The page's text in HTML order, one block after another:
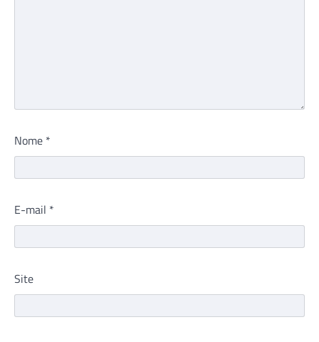
Nome *
E-mail *
Site